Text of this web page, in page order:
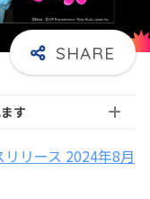
す
リース 2024年8月